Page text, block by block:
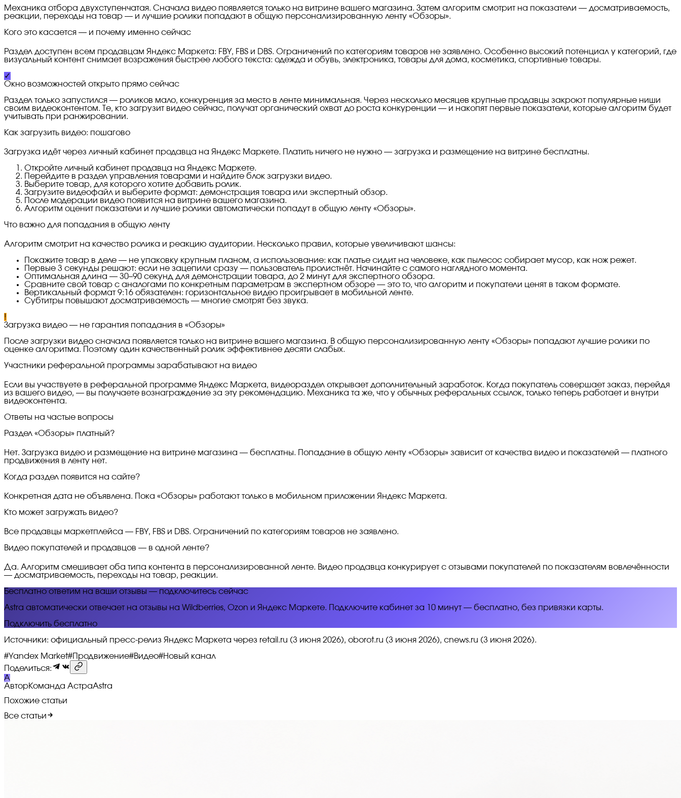
Механика отбора двухступенчатая. Сначала видео появляется только на витрине вашего магазина. Затем алгоритм смотрит на показатели — досматриваемость,
реакции, переходы на товар — и лучшие ролики попадают в общую персонализированную ленту «Обзоры».
Кого это касается — и почему именно сейчас
Раздел доступен всем продавцам Яндекс Маркета: FBY, FBS и DBS. Ограничений по категориям товаров не заявлено. Особенно высокий потенциал у категорий, где
визуальный контент снимает возражения быстрее любого текста: одежда и обувь, электроника, товары для дома, косметика, спортивные товары.
✓
Окно возможностей открыто прямо сейчас
Раздел только запустился — роликов мало, конкуренция за место в ленте минимальная. Через несколько месяцев крупные продавцы закроют популярные ниши
своим видеоконтентом. Те, кто загрузит видео сейчас, получат органический охват до роста конкуренции — и накопят первые показатели, которые алгоритм будет
учитывать при ранжировании.
Как загрузить видео: пошагово
Загрузка идёт через личный кабинет продавца на Яндекс Маркете. Платить ничего не нужно — загрузка и размещение на витрине бесплатны.
Откройте личный кабинет продавца на Яндекс Маркете.
Перейдите в раздел управления товарами и найдите блок загрузки видео.
Выберите товар, для которого хотите добавить ролик.
Загрузите видеофайл и выберите формат: демонстрация товара или экспертный обзор.
После модерации видео появится на витрине вашего магазина.
Алгоритм оценит показатели и лучшие ролики автоматически попадут в общую ленту «Обзоры».
Что важно для попадания в общую ленту
Алгоритм смотрит на качество ролика и реакцию аудитории. Несколько правил, которые увеличивают шансы:
Покажите товар в деле — не упаковку крупным планом, а использование: как платье сидит на человеке, как пылесос собирает мусор, как нож режет.
Первые 3 секунды решают: если не зацепили сразу — пользователь пролистнёт. Начинайте с самого наглядного момента.
Оптимальная длина — 30–90 секунд для демонстрации товара, до 2 минут для экспертного обзора.
Сравните свой товар с аналогами по конкретным параметрам в экспертном обзоре — это то, что алгоритм и покупатели ценят в таком формате.
Вертикальный формат 9:16 обязателен: горизонтальное видео проигрывает в мобильной ленте.
Субтитры повышают досматриваемость — многие смотрят без звука.
!
Загрузка видео — не гарантия попадания в «Обзоры»
После загрузки видео сначала появляется только на витрине вашего магазина. В общую персонализированную ленту «Обзоры» попадают лучшие ролики по
оценке алгоритма. Поэтому один качественный ролик эффективнее десяти слабых.
Участники реферальной программы зарабатывают на видео
Если вы участвуете в реферальной программе Яндекс Маркета, видеораздел открывает дополнительный заработок. Когда покупатель совершает заказ, перейдя
из вашего видео, — вы получаете вознаграждение за эту рекомендацию. Механика та же, что у обычных реферальных ссылок, только теперь работает и внутри
видеоконтента.
Ответы на частые вопросы
Раздел «Обзоры» платный?
Нет. Загрузка видео и размещение на витрине магазина — бесплатны. Попадание в общую ленту «Обзоры» зависит от качества видео и показателей — платного
продвижения в ленту нет.
Когда раздел появится на сайте?
Конкретная дата не объявлена. Пока «Обзоры» работают только в мобильном приложении Яндекс Маркета.
Кто может загружать видео?
Все продавцы маркетплейса — FBY, FBS и DBS. Ограничений по категориям товаров не заявлено.
Видео покупателей и продавцов — в одной ленте?
Да. Алгоритм смешивает оба типа контента в персонализированной ленте. Видео продавца конкурирует с отзывами покупателей по показателям вовлечённости
— досматриваемость, переходы на товар, реакции.
Бесплатно ответим на ваши отзывы — подключитесь сейчас
Astra автоматически отвечает на отзывы на Wildberries, Ozon и Яндекс Маркете. Подключите кабинет за 10 минут — бесплатно, без привязки карты.
Подключить бесплатно
Источники: официальный пресс-релиз Яндекс Маркета через retail.ru (3 июня 2026), oborot.ru (3 июня 2026), cnews.ru (3 июня 2026).
#Yandex Market# Продвижение#Видео#Новый канал
Поделиться:
A
АвторКоманда АстраAstra
Похожие статьи
Все статьи